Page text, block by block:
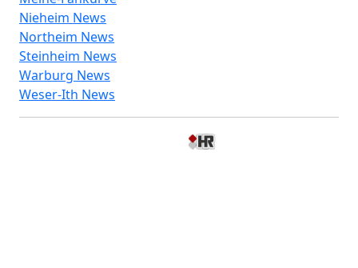
Nieheim News
Northeim News
Steinheim News
Warburg News
Weser-Ith News